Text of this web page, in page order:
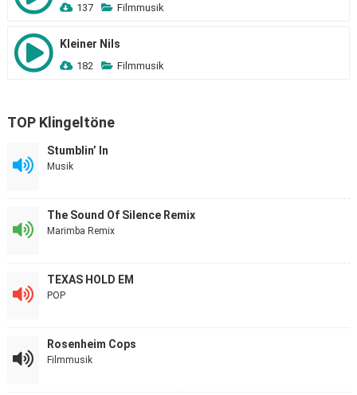
137 Filmmusik
Kleiner Nils
182 Filmmusik
TOP Klingeltöne
Stumblin’ In
Musik
The Sound Of Silence Remix
Marimba Remix
TEXAS HOLD EM
POP
Rosenheim Cops
Filmmusik